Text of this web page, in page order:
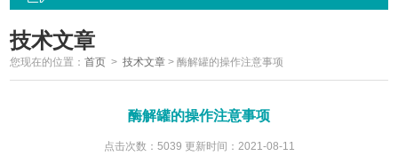
技术文章
您现在的位置：首页 >技术文章 >酶解罐的操作注意事项
酶解罐的操作注意事项
点击次数：5039 更新时间：2021-08-11